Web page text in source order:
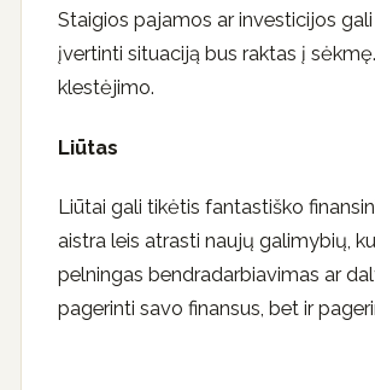
Staigios pajamos ar investicijos
įvertinti situaciją bus raktas į
klestėjimo.
Liūtas
Liūtai gali tikėtis fantastiško
aistra leis atrasti naujų galimybių,
pelningas bendradarbiavimas ar
pagerinti savo finansus, bet ir